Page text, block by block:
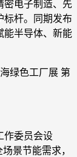
密电子制造、先
标杆。同期发布
能半导体、新能
作委员会设
景节能需求，